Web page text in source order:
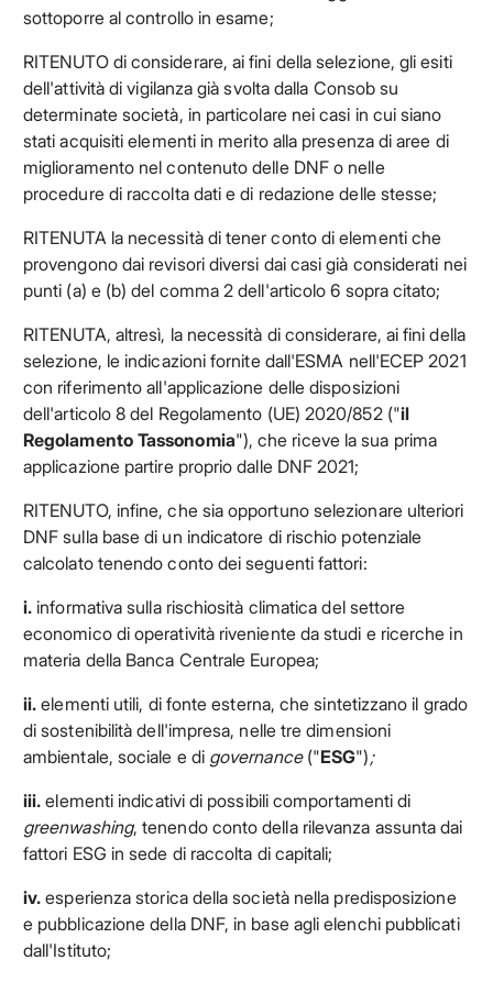
sottoporre al controllo in esame;
RITENUTO di considerare, ai fini della selezione, gli esiti
dell'attività di vigilanza già svolta dalla Consob su
determinate società, in particolare nei casi in cui siano
stati acquisiti elementi in merito alla presenza di aree di
miglioramento nel contenuto delle DNF o nelle
procedure di raccolta dati e di redazione delle stesse;
RITENUTA la necessità di tener conto di elementi che
provengono dai revisori diversi dai casi già considerati nei
punti (a) e (b) del comma 2 dell'articolo 6 sopra citato;
RITENUTA, altresì, la necessità di considerare, ai fini della
selezione, le indicazioni fornite dall'ESMA nell'ECEP 2021
con riferimento all'applicazione delle disposizioni
dell'articolo 8 del Regolamento (UE) 2020/852 ("il
Regolamento Tassonomia"), che riceve la sua prima
applicazione partire proprio dalle DNF 2021;
RITENUTO, infine, che sia opportuno selezionare ulteriori
DNF sulla base di un indicatore di rischio potenziale
calcolato tenendo conto dei seguenti fattori:
i. informativa sulla rischiosità climatica del settore
economico di operatività riveniente da studi e ricerche in
materia della Banca Centrale Europea;
ii. elementi utili, di fonte esterna, che sintetizzano il grado
di sostenibilità dell'impresa, nelle tre dimensioni
ambientale, sociale e di governance("ESG");
iii. elementi indicativi di possibili comportamenti di
greenwashing, tenendo conto della rilevanza assunta dai
fattori ESG in sede di raccolta di capitali;
iv. esperienza storica della società nella predisposizione
e pubblicazione della DNF, in base agli elenchi pubblicati
dall'Istituto;